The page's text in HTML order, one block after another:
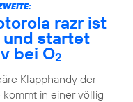
razr ist
startet
bei O2
Klapphandy der
kommt in einer völlig